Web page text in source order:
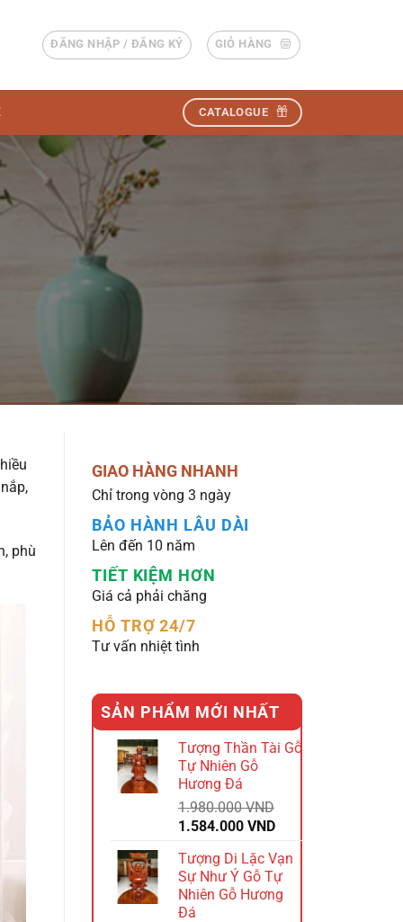
ĐĂNG NHẬP / ĐĂNG KÝ GIỎ HÀNG
CATALOGUE
phù
GIAO HÀNG NHANH
Chỉ trong vòng 3 ngày
BẢO HÀNH LÂU DÀI
Lên đến 10 năm
TIẾT KIỆM HƠN
Giá cả phải chăng
HỖ TRỢ 24/7
Tư vấn nhiệt tình
SẢN PHẨM MỚI NHẤT
Tượng Thần Tài Gỗ
Tự Nhiên Gỗ
Hương Đá
1.980.000VND
Giá
là:
1.980.000 VND.
1.584.000 VNDGiá
hiện
tại
là:
1.584.000 VND.
Tượng Di Lặc Vạn
Sự Như Ý Gỗ Tự
Nhiên Gỗ Hương
Đá